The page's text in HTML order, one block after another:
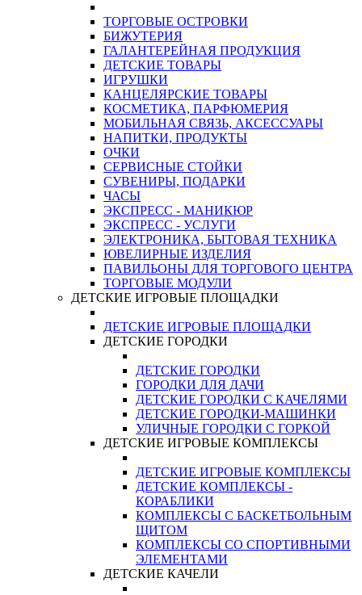
ТОРГОВЫЕ ОСТРОВКИ
БИЖУТЕРИЯ
ГАЛАНТЕРЕЙНАЯ ПРОДУКЦИЯ
ДЕТСКИЕ ТОВАРЫ
ИГРУШКИ
КАНЦЕЛЯРСКИЕ ТОВАРЫ
КОСМЕТИКА, ПАРФЮМЕРИЯ
МОБИЛЬНАЯ СВЯЗЬ, АКСЕССУАРЫ
НАПИТКИ, ПРОДУКТЫ
ОЧКИ
СЕРВИСНЫЕ СТОЙКИ
СУВЕНИРЫ, ПОДАРКИ
ЧАСЫ
ЭКСПРЕСС - МАНИКЮР
ЭКСПРЕСС - УСЛУГИ
ЭЛЕКТРОНИКА, БЫТОВАЯ ТЕХНИКА
ЮВЕЛИРНЫЕ ИЗДЕЛИЯ
ПАВИЛЬОНЫ ДЛЯ ТОРГОВОГО ЦЕНТРА
ТОРГОВЫЕ МОДУЛИ
ДЕТСКИЕ ИГРОВЫЕ ПЛОЩАДКИ
ДЕТСКИЕ ИГРОВЫЕ ПЛОЩАДКИ
ДЕТСКИЕ ГОРОДКИ
ДЕТСКИЕ ГОРОДКИ
ГОРОДКИ ДЛЯ ДАЧИ
ДЕТСКИЕ ГОРОДКИ С КАЧЕЛЯМИ
ДЕТСКИЕ ГОРОДКИ-МАШИНКИ
УЛИЧНЫЕ ГОРОДКИ С ГОРКОЙ
ДЕТСКИЕ ИГРОВЫЕ КОМПЛЕКСЫ
ДЕТСКИЕ ИГРОВЫЕ КОМПЛЕКСЫ
ДЕТСКИЕ КОМПЛЕКСЫ -
КОРАБЛИКИ
КОМПЛЕКСЫ С БАСКЕТБОЛЬНЫМ
ЩИТОМ
КОМПЛЕКСЫ СО СПОРТИВНЫМИ
ЭЛЕМЕНТАМИ
ДЕТСКИЕ КАЧЕЛИ